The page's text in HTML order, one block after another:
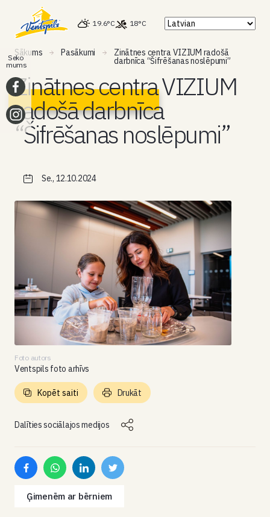
19.6°C 18°C
Sākums Pasākumi Zinātnes centra VIZIUM radošā
darbnīca “Šifrēšanas noslēpumi”
Zinātnes centra VIZIUM
radošā darbnīca
“Šifrēšanas noslēpumi”
Se., 12.10.2024
Foto autors
Ventspils foto arhīvs
Dalīties sociālajos medijos
Kopēt saiti Drukāt
Ģimenēm ar bērniem
Seko
mums